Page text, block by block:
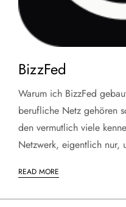
BizzFed
Warum ich BizzFed
berufliche Netz gehören
den vermutlich viele
Netzwerk, eigentlich nur,
READ MORE